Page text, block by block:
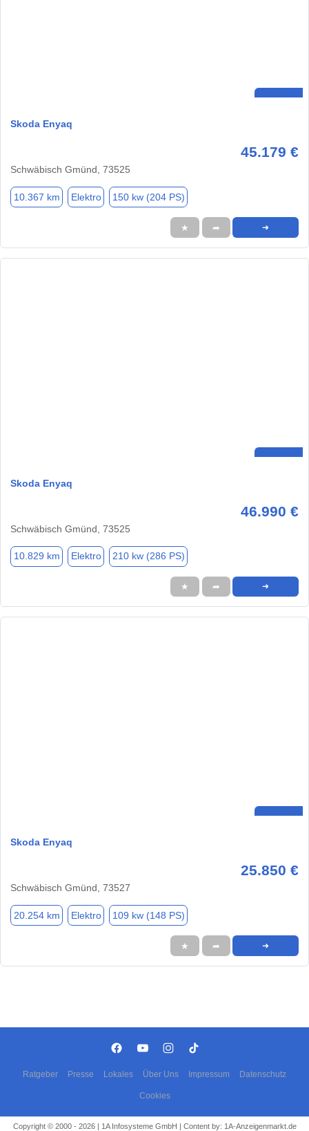
Skoda Enyaq
45.179 €
Schwäbisch Gmünd, 73525
10.367 km Elektro 150 kw (204 PS)
★ ➦ ➜
Skoda Enyaq
46.990 €
Schwäbisch Gmünd, 73525
10.829 km Elektro 210 kw (286 PS)
★ ➦ ➜
Skoda Enyaq
25.850 €
Schwäbisch Gmünd, 73527
20.254 km Elektro 109 kw (148 PS)
★ ➦ ➜
Ratgeber Presse Lokales Über Uns Impressum Datenschutz
Cookies
Copyright © 2000 - 2026 | 1A Infosysteme GmbH | Content by: 1A-Anzeigenmarkt.de